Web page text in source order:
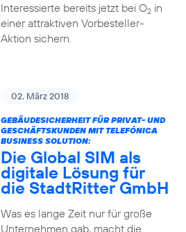
Interessierte bereits jetzt bei O2in
einer attraktiven Vorbesteller-
Aktion sichern.
02. März 2018
GEBÄUDESICHERHEIT FÜR PRIVAT- UND
GESCHÄFTSKUNDEN MIT TELEFÓNICA
BUSINESS SOLUTION:
Die Global SIM als
digitale Lösung für
die StadtRitter GmbH
Was es lange Zeit nur für große
Unternehmen gab, macht die